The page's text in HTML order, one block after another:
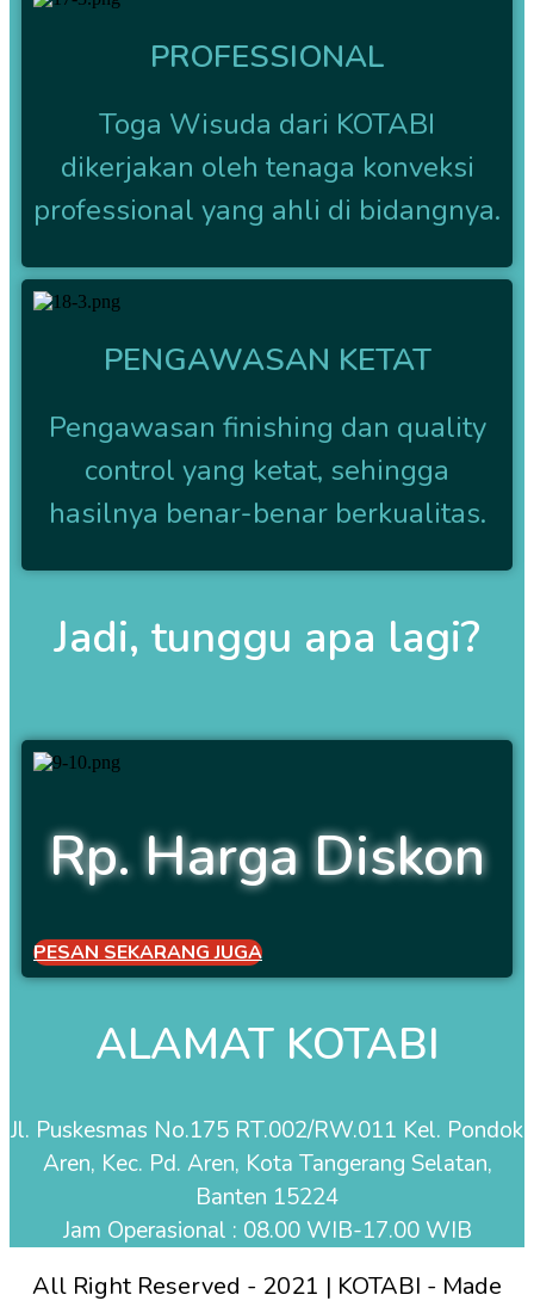
PROFESSIONAL
Toga Wisuda dari KOTABI
dikerjakan oleh tenaga konveksi
professional yang ahli di bidangnya.
PENGAWASAN KETAT
Pengawasan finishing dan quality
control yang ketat, sehingga
hasilnya benar-benar berkualitas.
Jadi, tunggu apa lagi?
Rp. Harga Diskon
PESAN SEKARANG JUGA
ALAMAT KOTABI
Jl. Puskesmas No.175 RT.002/RW.011 Kel. Pondok
Aren, Kec. Pd. Aren, Kota Tangerang Selatan,
Banten 15224
Jam Operasional : 08.00 WIB-17.00 WIB
All Right Reserved - 2021 | KOTABI - Made